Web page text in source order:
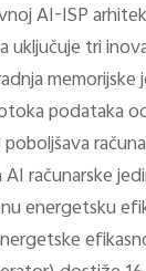
AI-ISP
uključuje tri
memorijske
podataka
računarske
energetsku